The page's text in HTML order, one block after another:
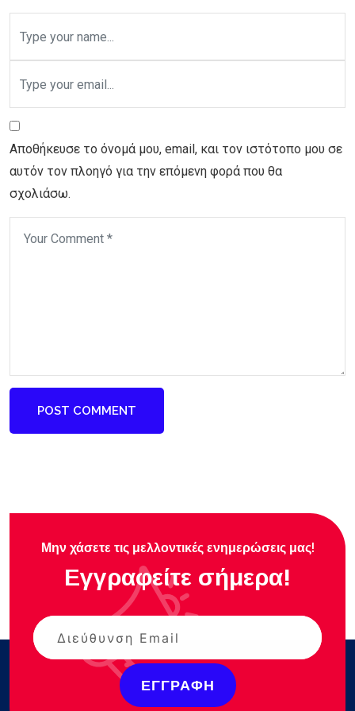
Αποθήκευσε το όνομά μου, email, και τον ιστότοπο μου σε
αυτόν τον πλοηγό για την επόμενη φορά που θα
σχολιάσω.
POST COMMENT
Μην χάσετε τις μελλοντικές ενημερώσεις μας!
Εγγραφείτε σήμερα!
ΕΓΓΡΑΦΉ